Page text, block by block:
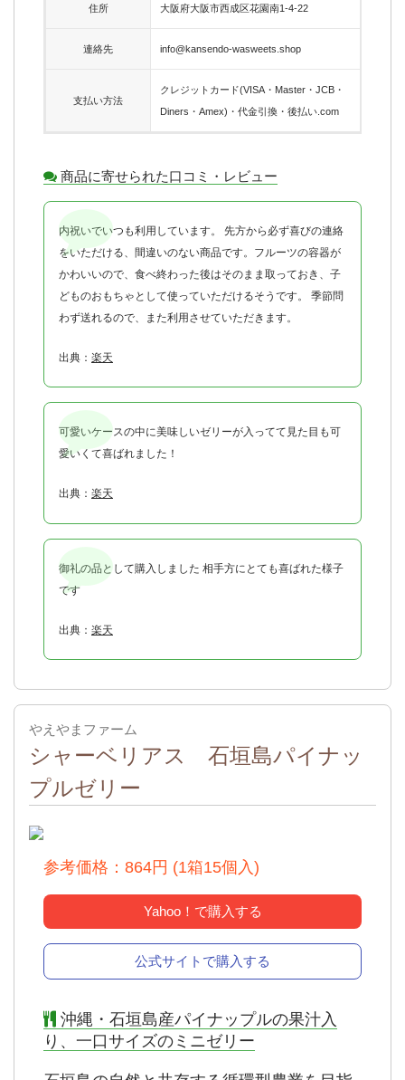
住所 大阪府大阪市西成区花園南1-4-22
連絡先 info@kansendo-wasweets.shop
支払い方法
クレジットカード(VISA・Master・JCB・
Diners・Amex)・代金引換・後払い.com
商品に寄せられた口コミ・レビュー
内祝いでいつも利用しています。 先方から必ず喜びの連絡
をいただける、間違いのない商品です。フルーツの容器が
かわいいので、食べ終わった後はそのまま取っておき、子
どものおもちゃとして使っていただけるそうです。 季節問
わず送れるので、また利用させていただきます。
出典： 楽天
可愛いケースの中に美味しいゼリーが入ってて見た目も可
愛いくて喜ばれました！
出典： 楽天
御礼の品として購入しました 相手方にとても喜ばれた様子
です
出典： 楽天
やえやまファーム
シャーベリアス 石垣島パイナッ
プルゼリー
参考価格：864円 (1箱15個入)
Yahoo！で購入する
公式サイトで購入する
沖縄・石垣島産パイナップルの果汁入
り、一口サイズのミニゼリー